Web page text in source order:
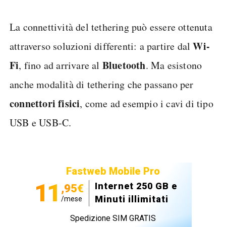
La connettività del tethering può essere ottenuta
attraverso soluzioni differenti: a partire dalWi-
Fi, fino ad arrivare al Bluetooth. Ma esistono
anche modalità di tethering che passano per
connettori fisici, come ad esempio i cavi di tipo
USB e USB-C.
Fastweb Mobile Pro
11 ,95€
/mese
Internet 250 GB e
Minuti illimitati
Spedizione SIM GRATIS